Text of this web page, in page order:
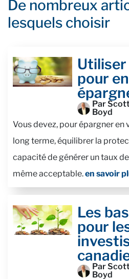
De nombreux
lesquels choisir
Utiliser
pour
Par
Boyd
Vous devez, pour épargner en
long terme, équilibrer la
capacité de générer un taux
même acceptable.en savoir
Les
pour
Par
Boyd